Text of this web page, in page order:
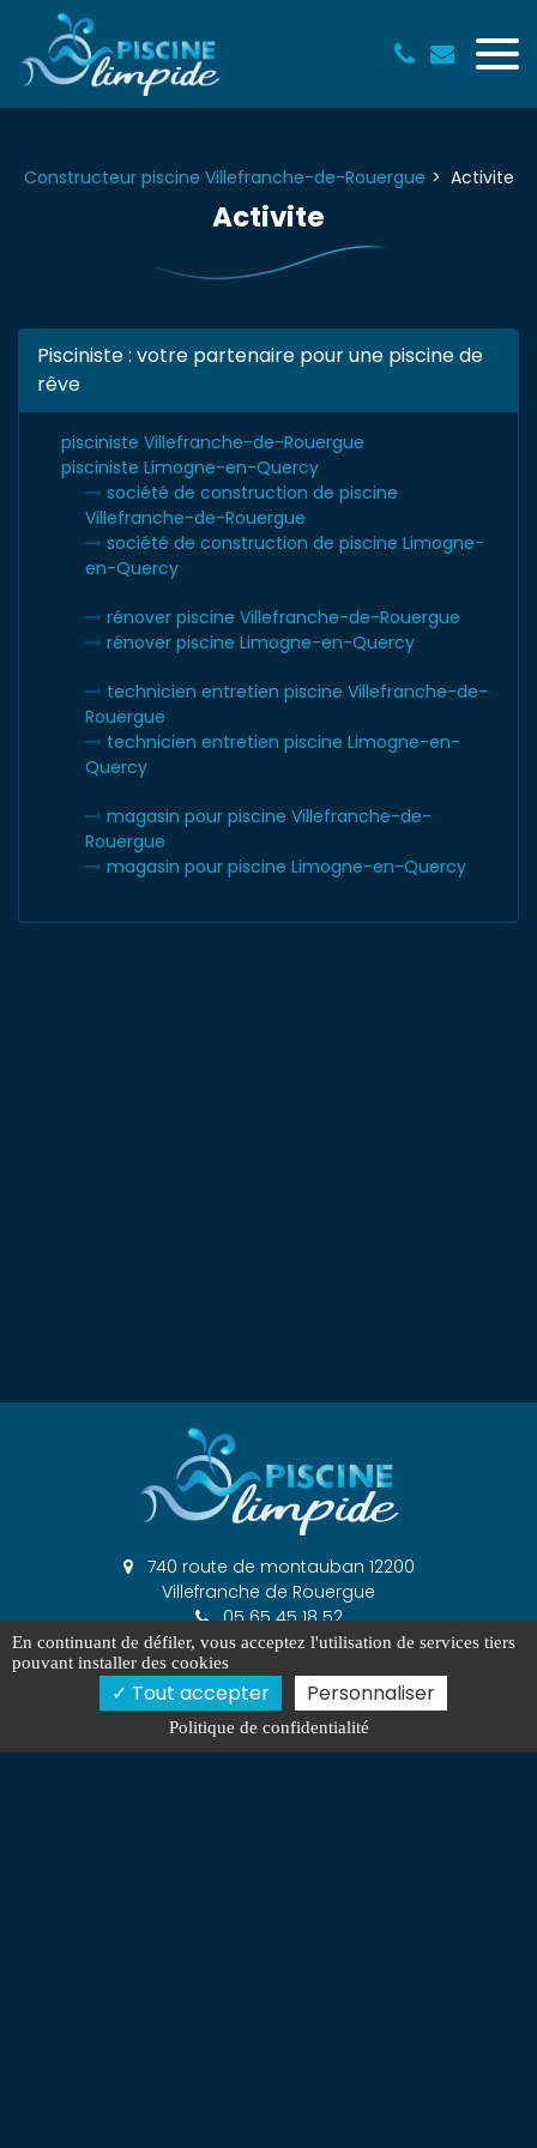
Constructeur piscine Villefranche-de-Rouergue Activite
Activite
Pisciniste : votre partenaire pour une piscine de
rêve
pisciniste Villefranche-de-Rouergue
pisciniste Limogne-en-Quercy
société de construction de piscine
Villefranche-de-Rouergue
société de construction de piscine Limogne-
en-Quercy
rénover piscine Villefranche-de-Rouergue
rénover piscine Limogne-en-Quercy
technicien entretien piscine Villefranche-de-
Rouergue
technicien entretien piscine Limogne-en-
Quercy
magasin pour piscine Villefranche-de-
Rouergue
magasin pour piscine Limogne-en-Quercy
740 route de montauban 12200
Villefranche de Rouergue
05 65 45 18 52
info@piscinelimpide.com
Samedi : 9h00-17h00
Panneau de gestion des cookies
En continuant de défiler, vous acceptez l'utilisation de services tiers
pouvant installer des cookies
Tout accepter Personnaliser
Politique de confidentialité